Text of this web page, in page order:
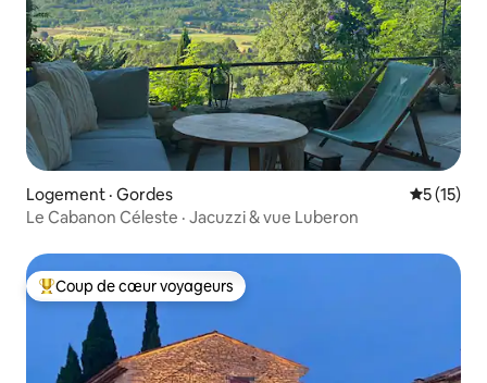
Logement · Gordes Note
5 (15)
Le Cabanon Céleste · Jacuzzi & vue Luberon
Coup de cœur voyageurs parmi les plus aimés
Coup de cœur voyageurs